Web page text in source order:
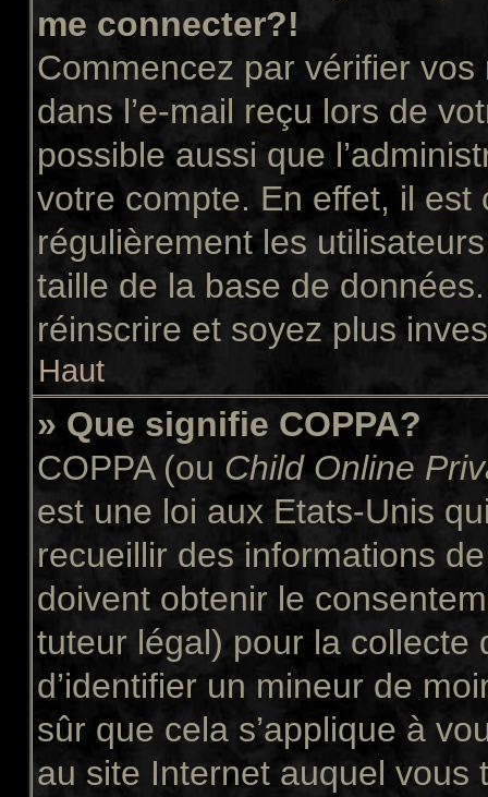
me connecter?!
Commencez par vérifier vos
dans l’e-mail reçu lors de
possible aussi que
votre compte. En effet, il
régulièrement les
taille de la base de
réinscrire et soyez plus
Haut
» Que signifie COPPA?
COPPA (ou Child Online
est une loi aux Etats-Unis
recueillir des informations
doivent obtenir le
tuteur légal) pour la collecte
d’identifier un mineur de
sûr que cela s’applique à
au site Internet auquel vous